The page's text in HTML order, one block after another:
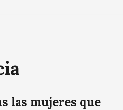
las mujeres que